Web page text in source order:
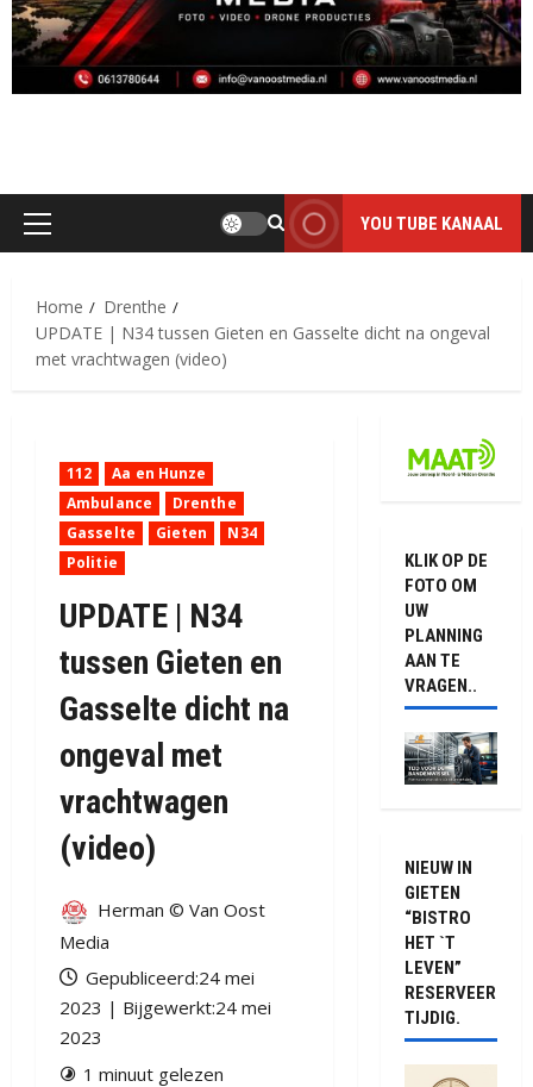
Primair
YOU TUBE KANAAL
Home
Drenthe
UPDATE | N34 tussen Gieten en Gasselte dicht na ongeval
met vrachtwagen (video)
112
Aa en Hunze
Ambulance
Drenthe
Gasselte
Gieten
N34
Politie
UPDATE | N34
tussen Gieten en
Gasselte dicht na
ongeval met
vrachtwagen
(video)
Herman © Van Oost
Media
Gepubliceerd:24 mei
2023 | Bijgewerkt:24 mei
2023
1 minuut gelezen
KLIK OP DE
FOTO OM
UW
PLANNING
AAN TE
VRAGEN..
NIEUW IN
GIETEN
“BISTRO
HET `T
LEVEN”
RESERVEER
TIJDIG.